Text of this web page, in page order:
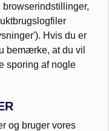
Hvis du er
bemærke, at du vil
sporing af nogle
og bruger vores